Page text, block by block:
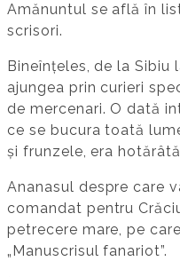
Amănuntul se află în
scrisori.
Bineînțeles, de la
ajungea prin curieri
de mercenari. O dată
ce se bucura toată
și frunzele, era
Ananasul despre care
comandat pentru
petrecere mare, pe
„Manuscrisul fanariot”.